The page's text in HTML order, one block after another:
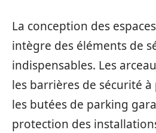
La conception des
intègre des éléments de
indispensables. Les
les barrières de sécurité
les butées de parking
protection des